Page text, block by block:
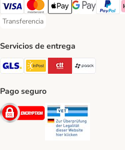
Visa Payment Method
Mastercard Payment Method
Apple Pay Payment
Google PayPayPal
Transferencia
Transferencia Payment Method
Servicios de entrega
GLS Shipping Method
InPost Shipping Method
CTTExpress
paack
Pago seguro
Security